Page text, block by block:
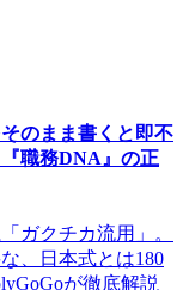
のまま書くと即不
職務DNA』の正
ガクチカ流用」。
、日本式とは180
が徹底解説